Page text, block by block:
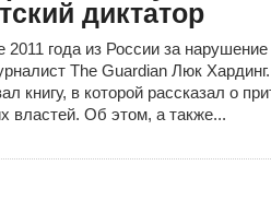
диктатор
2011 года из России за
The Guardian Люк
книгу, в которой рассказал о
властей. Об этом, а также...